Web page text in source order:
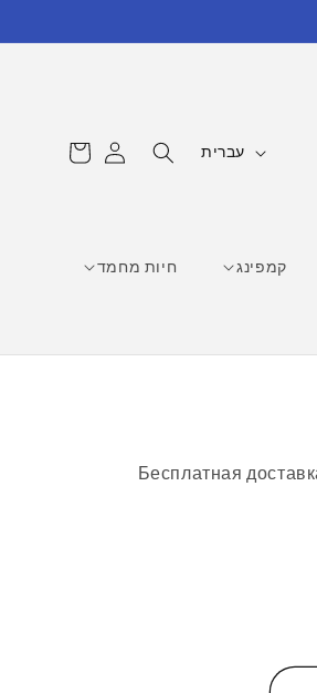
קמפינג חיות מחמד
ש עברית התחברות
קניות
Бесплатная